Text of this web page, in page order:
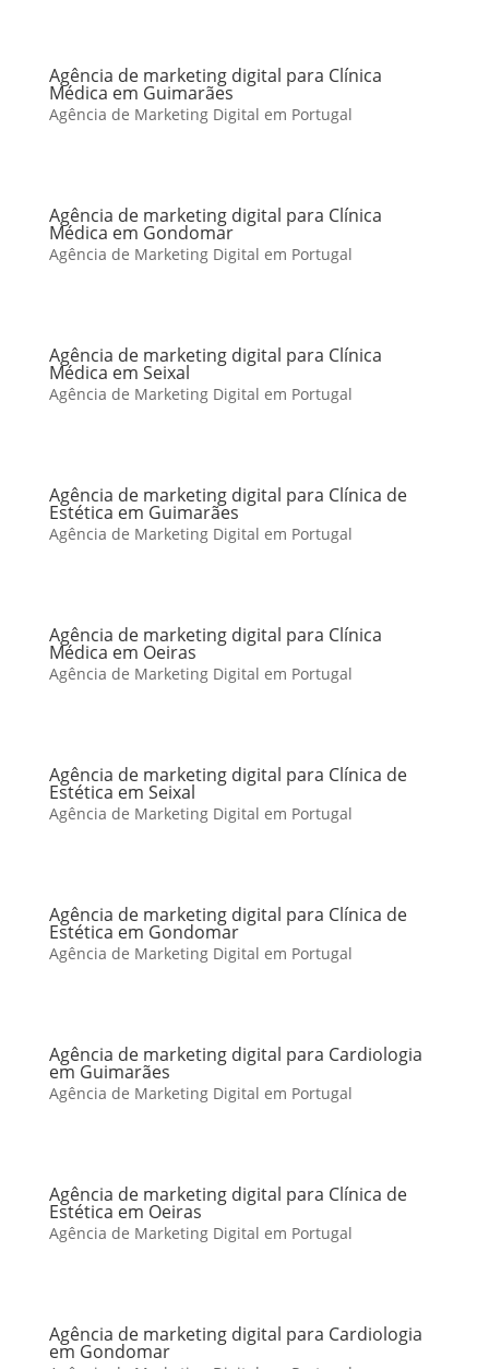
Agência de marketing digital para Clínica
Médica em Guimarães
Agência de Marketing Digital em Portugal
Agência de marketing digital para Clínica
Médica em Gondomar
Agência de Marketing Digital em Portugal
Agência de marketing digital para Clínica
Médica em Seixal
Agência de Marketing Digital em Portugal
Agência de marketing digital para Clínica de
Estética em Guimarães
Agência de Marketing Digital em Portugal
Agência de marketing digital para Clínica
Médica em Oeiras
Agência de Marketing Digital em Portugal
Agência de marketing digital para Clínica de
Estética em Seixal
Agência de Marketing Digital em Portugal
Agência de marketing digital para Clínica de
Estética em Gondomar
Agência de Marketing Digital em Portugal
Agência de marketing digital para Cardiologia
em Guimarães
Agência de Marketing Digital em Portugal
Agência de marketing digital para Clínica de
Estética em Oeiras
Agência de Marketing Digital em Portugal
Agência de marketing digital para Cardiologia
em Gondomar